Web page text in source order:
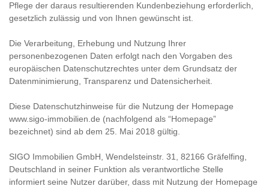
Pflege der daraus resultierenden Kundenbeziehung erforderlich,
gesetzlich zulässig und von Ihnen gewünscht ist.
Die Verarbeitung, Erhebung und Nutzung Ihrer
personenbezogenen Daten erfolgt nach den Vorgaben des
europäischen Datenschutzrechtes unter dem Grundsatz der
Datenminimierung, Transparenz und Datensicherheit.
Diese Datenschutzhinweise für die Nutzung der Homepage
www.sigo-immobilien.de (nachfolgend als “Homepage”
bezeichnet) sind ab dem 25. Mai 2018 gültig.
SIGO Immobilien GmbH, Wendelsteinstr. 31, 82166 Gräfelfing,
Deutschland in seiner Funktion als verantwortliche Stelle
informiert seine Nutzer darüber, dass mit Nutzung der Homepage